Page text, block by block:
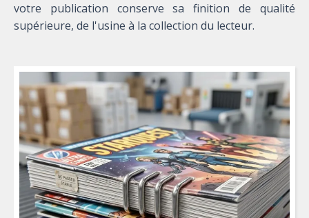
votre publication conserve sa finition de qualité
supérieure, de l'usine à la collection du lecteur.